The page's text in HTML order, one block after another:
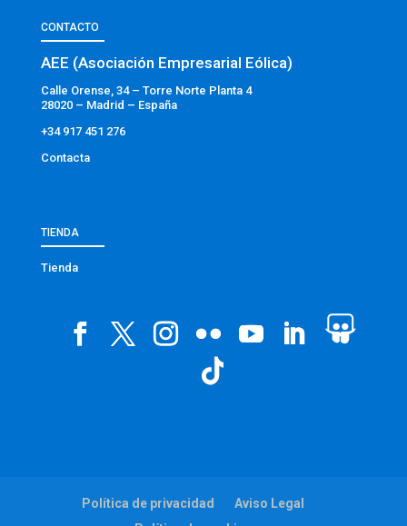
CONTACTO
AEE (Asociación Empresarial Eólica)
Calle Orense, 34 – Torre Norte Planta 4
28020 – Madrid – España
+34 917 451 276
Contacta
TIENDA
Tienda
Política de privacidad
Aviso Legal